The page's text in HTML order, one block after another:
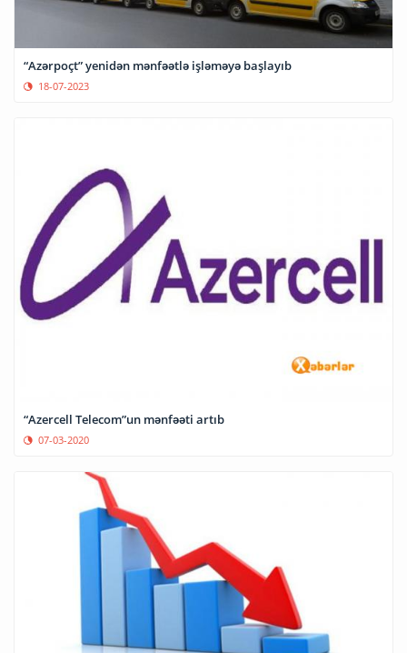
“Azərpoçt” yenidən mənfəətlə işləməyə başlayıb
18-07-2023
“Azercell Telecom”un mənfəəti artıb
07-03-2020